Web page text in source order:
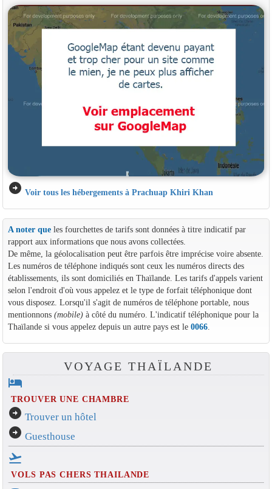
arrow_circle_right Voir tous les hébergements à Prachuap Khiri Khan
A noter queles fourchettes de tarifs sont données à titre indicatif par
rapport aux informations que nous avons collectées.
De même, la géolocalisation peut être parfois être imprécise voire absente.
Les numéros de téléphone indiqués sont ceux les numéros directs des
établissements, ils sont domiciliés en Thaïlande. Les tarifs d'appels varient
selon l'endroit d'où vous appelez et le type de forfait téléphonique dont
vous disposez. Lorsqu'il s'agit de numéros de téléphone portable, nous
mentionnons (mobile)à côté du numéro. L'indicatif téléphonique pour la
Thaïlande si vous appelez depuis un autre pays est le 0066.
VOYAGE THAÏLANDE
hotel
TROUVER UNE CHAMBRE
arrow_circle_right Trouver un hôtel
arrow_circle_right Guesthouse
flight_takeoff
VOLS PAS CHERS THAILANDE